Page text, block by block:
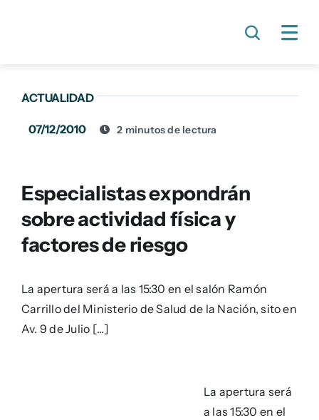
ACTUALIDAD
07/12/2010 2 minutos de lectura
Especialistas expondrán
sobre actividad física y
factores de riesgo
La apertura será a las 15:30 en el salón Ramón
Carrillo del Ministerio de Salud de la Nación, sito en
Av. 9 de Julio [...]
La apertura será
a las 15:30 en el